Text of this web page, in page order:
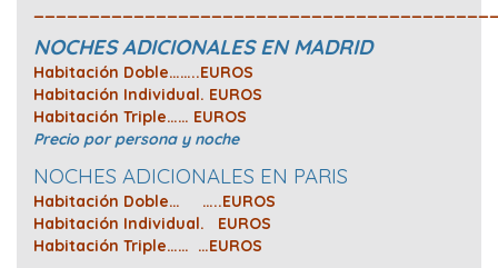
NOCHES ADICIONALES EN MADRID
Habitación Doble……..EUROS
Habitación Individual. EUROS
Habitación Triple…… EUROS
Precio por persona y noche
NOCHES ADICIONALES EN PARIS
Habitación Doble… …..EUROS
Habitación Individual. EUROS
Habitación Triple…… …EUROS